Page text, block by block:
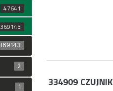
334909
47641
369143
2
1